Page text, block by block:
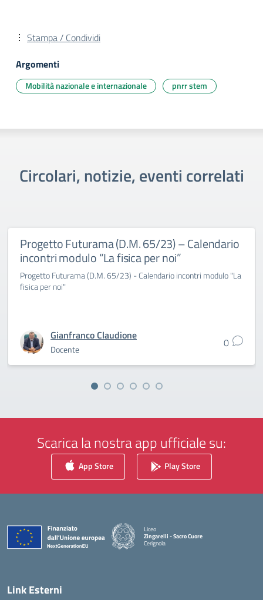
Stampa / Condividi
Argomenti
Mobilità nazionale e internazionale pnrr stem
Circolari, notizie, eventi correlati
Progetto Futurama (D.M. 65/23) – Calendario
incontri modulo “La fisica per noi”
Progetto Futurama (D.M. 65/23) - Calendario incontri modulo "La
fisica per noi"
Gianfranco Claudione
Docente 0
Scarica la nostra app ufficiale su:
App Store Play Store
Liceo
Zingarelli - Sacro Cuore
Cerignola
— Visita la pagina iniziale della scuola
Link Esterni